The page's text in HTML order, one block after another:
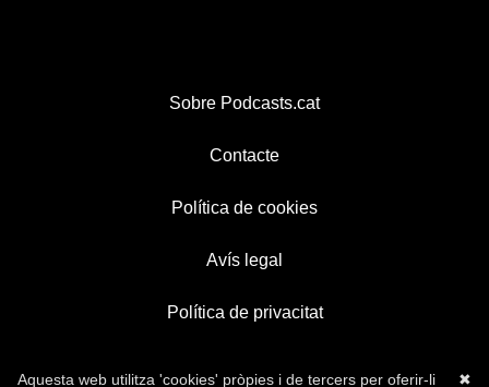
Sobre Podcasts.cat
Contacte
Política de cookies
Avís legal
Política de privacitat
✖
Aquesta web utilitza 'cookies' pròpies i de tercers per oferir-li